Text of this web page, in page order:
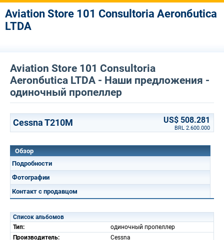
Aviation Store 101 Consultoria Aeronбutica
LTDA
Aviation Store 101 Consultoria
Aeronбutica LTDA - Наши предложения -
одиночный пропеллер
Cessna T210M US$ 508.281
BRL 2.600.000
Обзор
Подробности
Фотографии
Контакт с продавцом
Список альбомов
Тип:
одиночный пропеллер
Производитель:
Cessna